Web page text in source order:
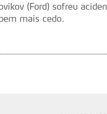
(Ford) sofreu
mais cedo.